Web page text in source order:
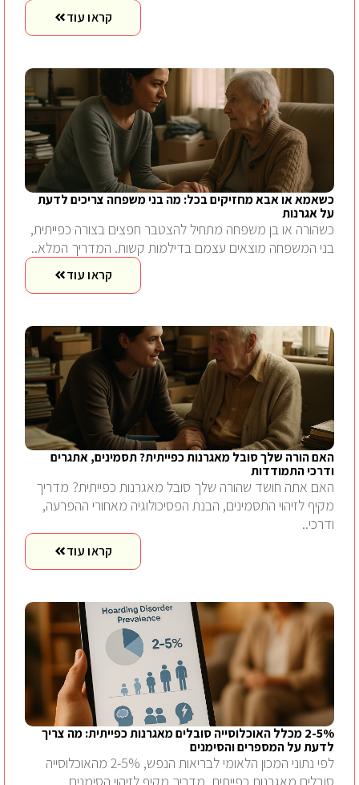
קראו עוד
כשאמא או אבא מחזיקים בכל: מה בני משפחה צריכים לדעת
על אגרנות
כשהורה או בן משפחה מתחיל להצטבר חפצים בצורה כפייתית,
בני המשפחה מוצאים עצמם בדילמות קשות. המדריך המלא..
קראו עוד
האם הורה שלך סובל מאגרנות כפייתית? תסמינים, אתגרים
ודרכי התמודדות
האם אתה חושד שהורה שלך סובל מאגרנות כפייתית? מדריך
מקיף לזיהוי התסמינים, הבנת הפסיכולוגיה מאחורי ההפרעה,
ודרכי..
קראו עוד
2-5% מכלל האוכלוסייה סובלים מאגרנות כפייתית: מה צריך
לדעת על המספרים והסימנים
לפי נתוני המכון הלאומי לבריאות הנפש, 2-5% מהאוכלוסייה